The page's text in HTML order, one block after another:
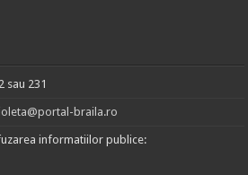
sau 231
braila.ro
informatiilor publice: